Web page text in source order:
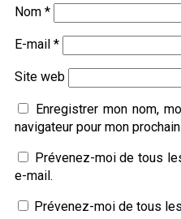
Nom *
E-mail *
Site web
Enregistrer mon nom,
navigateur pour mon
Prévenez-moi de tous
e-mail.
Prévenez-moi de tous